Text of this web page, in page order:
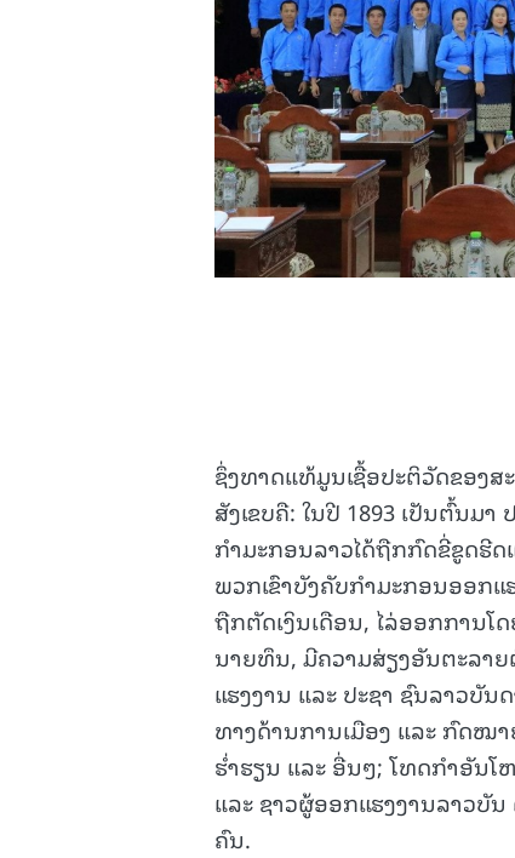
ຊຶ່ງທາດແທ້ມູນເຊື້ອປະຕິວັດຂອງ
ສັງເຂບຄື: ໃນປີ 1893 ເປັນຕົ້ນມ
ກຳມະກອນລາວໄດ້ຖືກກົດຂີ່ຂູດຮີ
ພວກເຂົາບັງຄັບກຳມະກອນອອກ
ຖືກຕັດເງິນເດືອນ, ໄລ່ອອກການ
ນາຍທຶນ, ມີຄວາມສ່ຽງອັນຕະລາ
ແຮງງານ ແລະ ປະຊາ ຊົນລາວບັນ
ທາງດ້ານການເມືອງ ແລະ ກົດໝ
ຮໍ່າຮຽນ ແລະ ອື່ນໆ; ໂທດກຳອັນ
ແລະ ຊາວຜູ້ອອກແຮງງານລາວບັ
ຄົນ.